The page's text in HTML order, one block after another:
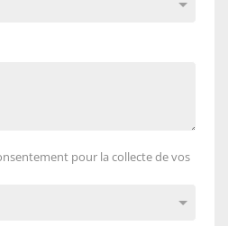
pour la collecte de vos